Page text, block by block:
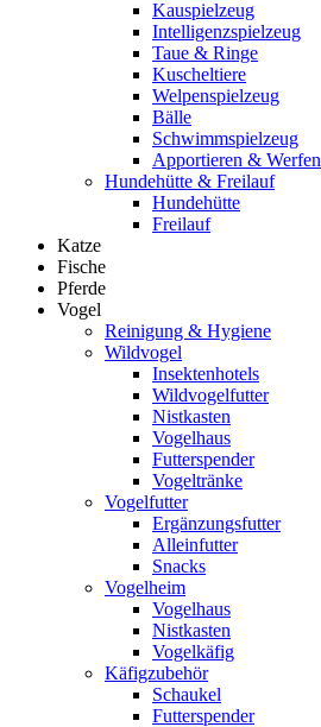
Kauspielzeug
Intelligenzspielzeug
Taue & Ringe
Kuscheltiere
Welpenspielzeug
Bälle
Schwimmspielzeug
Apportieren & Werfen
Hundehütte & Freilauf
Hundehütte
Freilauf
Katze
Fische
Pferde
Vogel
Reinigung & Hygiene
Wildvogel
Insektenhotels
Wildvogelfutter
Nistkasten
Vogelhaus
Futterspender
Vogeltränke
Vogelfutter
Ergänzungsfutter
Alleinfutter
Snacks
Vogelheim
Vogelhaus
Nistkasten
Vogelkäfig
Käfigzubehör
Schaukel
Futterspender